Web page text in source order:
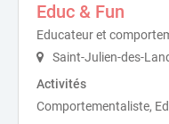
Educ & Fun
Educateur et
Saint-Julien-des-
Activités
Comportementaliste,